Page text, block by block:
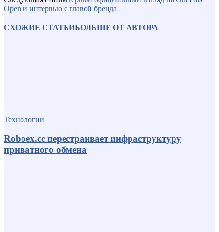
Open и интервью с главой бренда
СХОЖИЕ СТАТЬИБОЛЬШЕ ОТ АВТОРА
Технологии
Roboex.cc перестраивает инфраструктуру
приватного обмена